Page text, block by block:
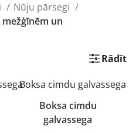
Nūju pārsegi
un
Rādīt
Boksa cimdu
galvassega